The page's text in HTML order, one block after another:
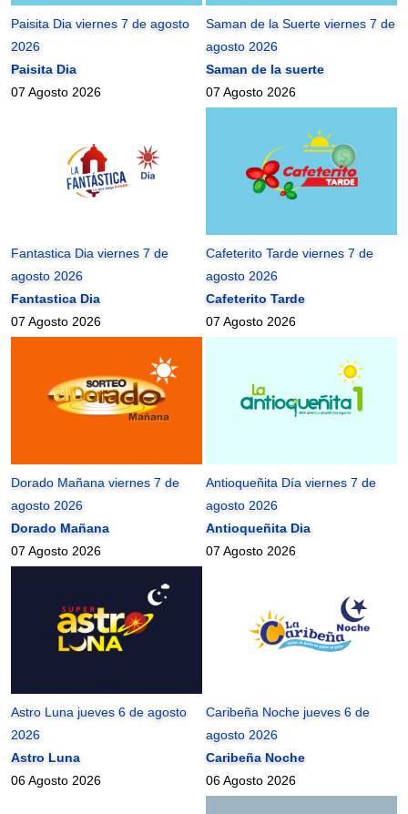
Paisita Dia viernes 7 de agosto
2026
Paisita Dia
07 Agosto 2026
Saman de la Suerte viernes 7 de
agosto 2026
Saman de la suerte
07 Agosto 2026
Fantastica Dia viernes 7 de
agosto 2026
Fantastica Dia
07 Agosto 2026
Cafeterito Tarde viernes 7 de
agosto 2026
Cafeterito Tarde
07 Agosto 2026
Dorado Mañana viernes 7 de
agosto 2026
Dorado Mañana
07 Agosto 2026
Antioqueñita Día viernes 7 de
agosto 2026
Antioqueñita Dia
07 Agosto 2026
Astro Luna jueves 6 de agosto
2026
Astro Luna
06 Agosto 2026
Caribeña Noche jueves 6 de
agosto 2026
Caribeña Noche
06 Agosto 2026